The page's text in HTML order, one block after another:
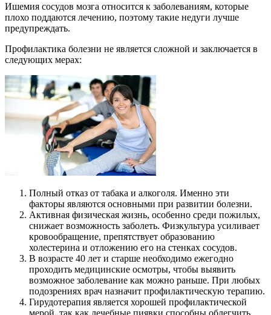
Ишемия сосудов мозга относится к заболеваниям, которые
плохо поддаются лечению, поэтому такие недуги лучше
предупреждать.
Профилактика болезни не является сложной и заключается в
следующих мерах:
Полный отказ от табака и алкоголя. Именно эти
факторы являются основными при развитии болезни.
Активная физическая жизнь, особенно среди пожилых,
снижает возможность заболеть. Физкультура усиливает
кровообращение, препятствует образованию
холестерина и отложению его на стенках сосудов.
В возрасте 40 лет и старше необходимо ежегодно
проходить медицинские осмотры, чтобы выявить
возможное заболевание как можно раньше. При любых
подозрениях врач назначит профилактическую терапию.
Гирудотерапия является хорошей профилактической
мерой, так как лечебные пиявки способны облегчить